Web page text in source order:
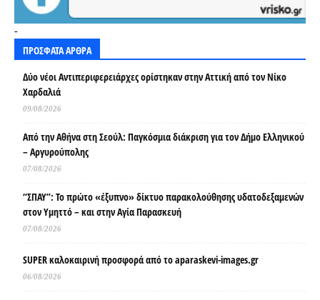
-
ΠΡΟΣΦΑΤΑ ΑΡΘΡΑ
Δύο νέοι Αντιπεριφερειάρχες ορίστηκαν στην Αττική από τον Νίκο
Χαρδαλιά
09/08/2026
Από την Αθήνα στη Σεούλ: Παγκόσμια διάκριση για τον Δήμο Ελληνικού
– Αργυρούπολης
07/08/2026
“ΣΠΑΥ”: Το πρώτο «έξυπνο» δίκτυο παρακολούθησης υδατοδεξαμενών
στον Υμηττό – και στην Αγία Παρασκευή
07/08/2026
SUPER καλοκαιρινή προσφορά από το aparaskevi-images.gr
06/08/2026